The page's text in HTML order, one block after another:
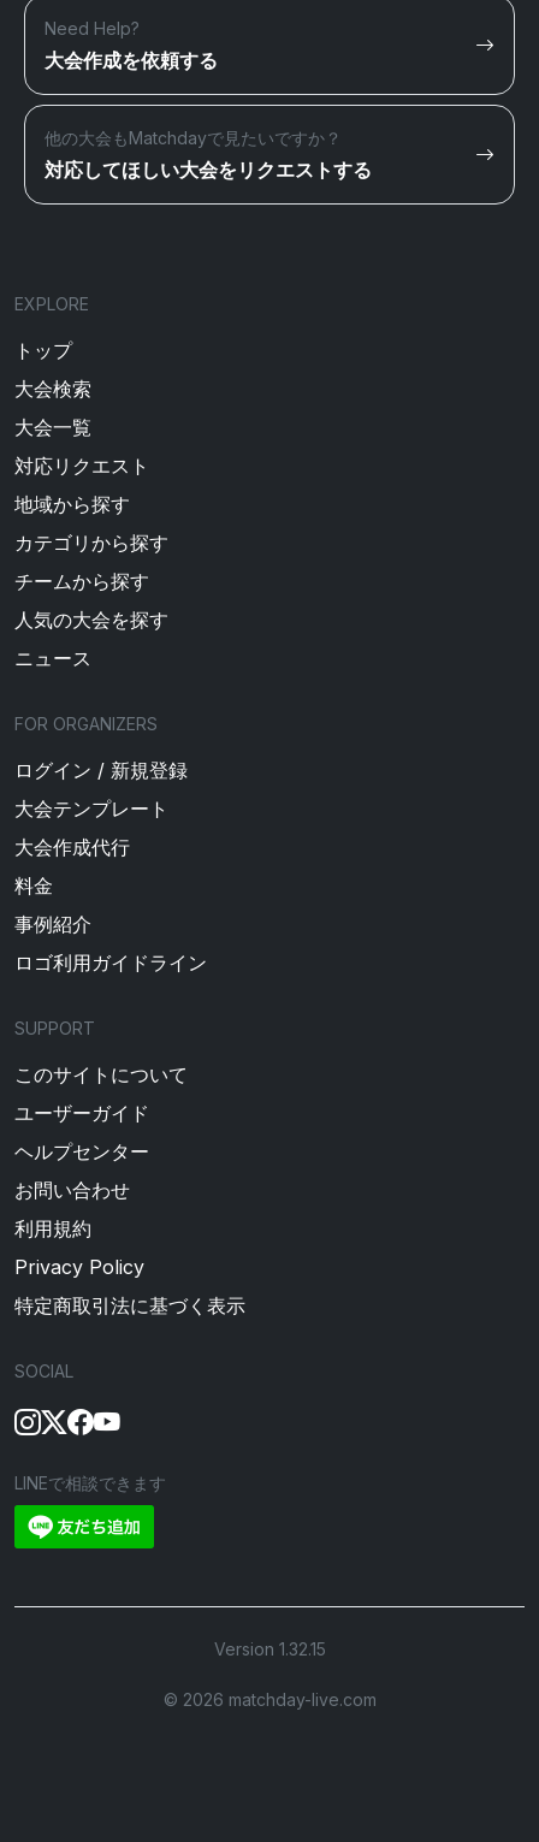
Need Help?
大会作成を依頼する
他の大会もMatchdayで見たいですか？
対応してほしい大会をリクエストする
EXPLORE
トップ
大会検索
大会一覧
対応リクエスト
地域から探す
カテゴリから探す
チームから探す
人気の大会を探す
ニュース
FOR ORGANIZERS
ログイン / 新規登録
大会テンプレート
大会作成代行
料金
事例紹介
ロゴ利用ガイドライン
SUPPORT
このサイトについて
ユーザーガイド
ヘルプセンター
お問い合わせ
利用規約
Privacy Policy
特定商取引法に基づく表示
SOCIAL
LINEで相談できます
Version 1.32.15
©︎ 2026 matchday-live.com